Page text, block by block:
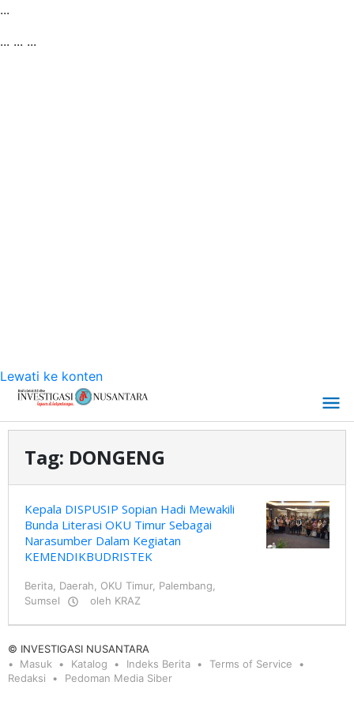
...
... ... ...
Lewati ke konten
Tag: DONGENG
Kepala DISPUSIP Sopian Hadi Mewakili
Bunda Literasi OKU Timur Sebagai
Narasumber Dalam Kegiatan
KEMENDIKBUDRISTEK
Berita Daerah OKU Timur, Palembang
Sumsel
oleh KRAZ
© INVESTIGASI NUSANTARA
Masuk
Katalog Indeks Berita
Terms of Service
Redaksi
Pedoman Media Siber